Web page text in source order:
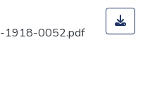
1918-0052.pdf